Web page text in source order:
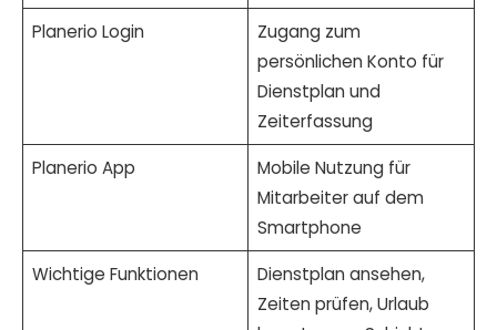
Planerio Login
Zugang zum
persönlichen Konto für
Dienstplan und
Zeiterfassung
Planerio App
Mobile Nutzung für
Mitarbeiter auf dem
Smartphone
Wichtige Funktionen
Dienstplan ansehen,
Zeiten prüfen, Urlaub